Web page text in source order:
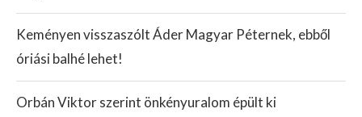
Keményen visszaszólt Áder Magyar Péternek, ebből
óriási balhé lehet!
Orbán Viktor szerint önkényuralom épült ki